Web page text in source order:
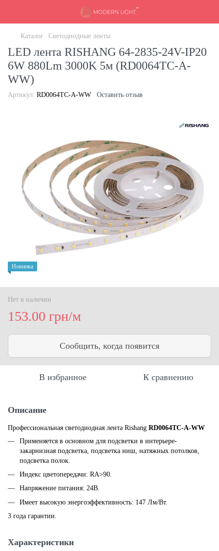
Каталог Светодиодные ленты
LED лента RISHANG 64-2835-24V-IP20
6W 880Lm 3000K 5м (RD0064TC-A-
WW)
Артикул: RD0064TC-A-WW Оставить отзыв
Новинка
Нет в наличии
153.00 грн/м
Сообщить, когда появится
В избранное К сравнению
Описание
Профессиональная светодиодная лента Rishang RD0064TC-A-WW
Применяется в основном для подсветки в интерьере-
закарнизная подсветка, подсветка ниш, натяжных потолков,
подсветка полок.
Индекс цветопередачи: RA>90.
Напряжение питания: 24В.
Имеет высокую энергоэффективность: 147 Лм/Вт.
3 года гарантии.
Характеристики